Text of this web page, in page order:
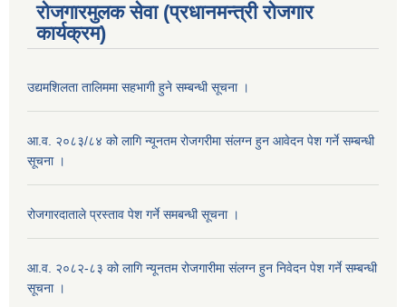
रोजगारमुलक सेवा (प्रधानमन्त्री रोजगार
कार्यक्रम)
उद्यमशिलता तालिममा सहभागी हुने सम्बन्धी सूचना ।
आ.व. २०८३/८४ को लागि न्यूनतम रोजगरीमा संलग्न हुन आवेदन पेश गर्ने सम्बन्धी
सूचना ।
रोजगारदाताले प्रस्ताव पेश गर्ने समबन्धी सूचना ।
आ.व. २०८२-८३ को लागि न्यूनतम रोजगारीमा संलग्न हुन निवेदन पेश गर्ने सम्बन्धी
सूचना ।